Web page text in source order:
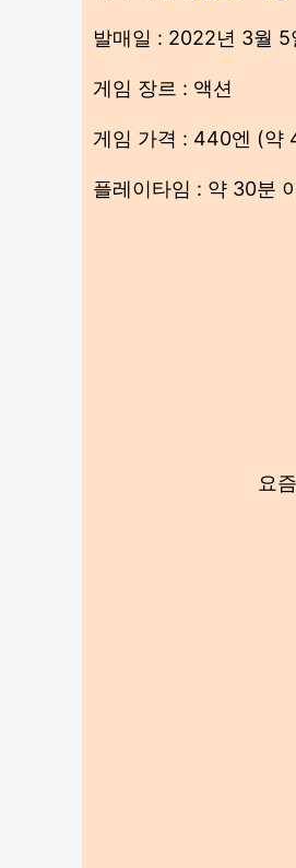
발매일 : 2022년 3월 5
게임 장르 : 액션
게임 가격 : 440엔 (약
플레이타임 : 약 30분
요